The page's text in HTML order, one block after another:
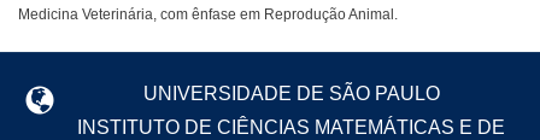
Medicina Veterinária, com ênfase em Reprodução Animal.
UNIVERSIDADE DE SÃO PAULO
INSTITUTO DE CIÊNCIAS MATEMÁTICAS E DE